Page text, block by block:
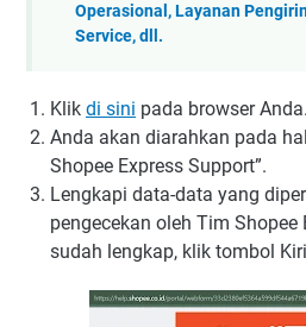
Operasional, Layanan
Service, dll.
Klik di sini pada browser Anda.
Anda akan diarahkan pada
Shopee Express Support”.
Lengkapi data-data yang
pengecekan oleh Tim Shopee
sudah lengkap, klik tombol